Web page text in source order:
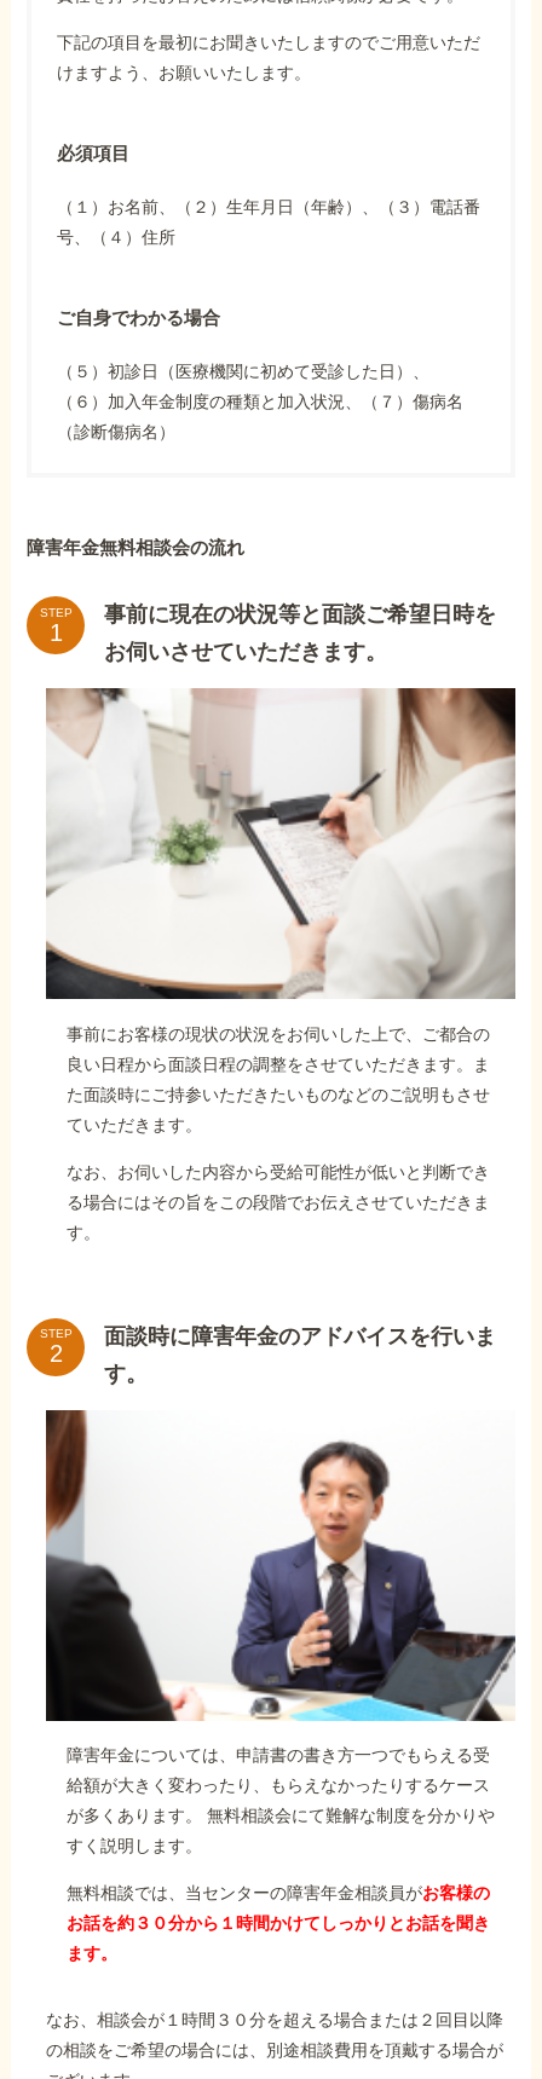
下記の項目を最初にお聞きいたしますのでご用意いただ
けますよう、お願いいたします。
必須項目
（１）お名前、（２）生年月日（年齢）、（３）電話番
号、（４）住所
ご自身でわかる場合
（５）初診日（医療機関に初めて受診した日）、
（６）加入年金制度の種類と加入状況、（７）傷病名
（診断傷病名）
障害年金無料相談会の流れ
STEP
事前に現在の状況等と面談ご希望日時を
お伺いさせていただきます。
事前にお客様の現状の状況をお伺いした上で、ご都合の
良い日程から面談日程の調整をさせていただきます。ま
た面談時にご持参いただきたいものなどのご説明もさせ
ていただきます。
なお、お伺いした内容から受給可能性が低いと判断でき
る場合にはその旨をこの段階でお伝えさせていただきま
す。
STEP
面談時に障害年金のアドバイスを行いま
す。
障害年金については、申請書の書き方一つでもらえる受
給額が大きく変わったり、もらえなかったりするケース
が多くあります。 無料相談会にて難解な制度を分かりや
すく説明します。
無料相談では、当センターの障害年金相談員がお客様の
お話を約３０分から１時間かけてしっかりとお話を聞き
ます。
なお、相談会が１時間３０分を超える場合または２回目以降
の相談をご希望の場合には、別途相談費用を頂戴する場合が